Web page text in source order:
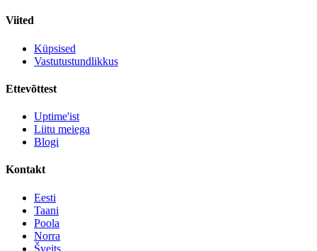
Viited
Küpsised
Vastutustundlikkus
Ettevõttest
Uptime'ist
Liitu meiega
Blogi
Kontakt
Eesti
Taani
Poola
Norra
Šveits